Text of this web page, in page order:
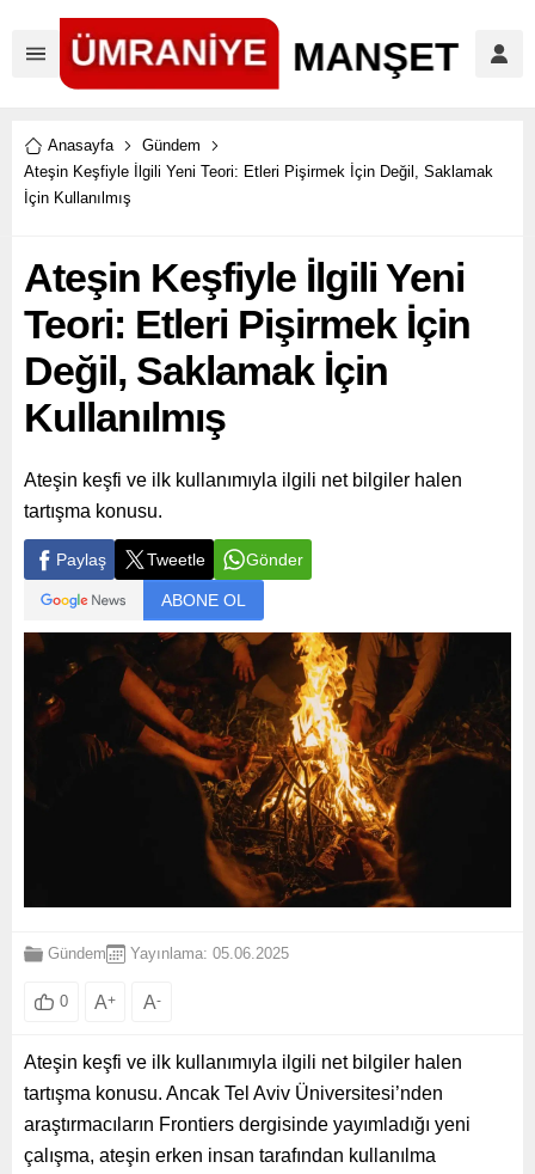
Anasayfa
Gündem
Ateşin Keşfiyle İlgili Yeni Teori: Etleri Pişirmek İçin Değil, Saklamak
İçin Kullanılmış
Ateşin Keşfiyle İlgili Yeni
Teori: Etleri Pişirmek İçin
Değil, Saklamak İçin
Kullanılmış
Ateşin keşfi ve ilk kullanımıyla ilgili net bilgiler halen
tartışma konusu.
Paylaş Tweetle Gönder
ABONE OL
Gündem Yayınlama: 05.06.2025
0 A+ A-
Ateşin keşfi ve ilk kullanımıyla ilgili net bilgiler halen
tartışma konusu. Ancak Tel Aviv Üniversitesi’nden
araştırmacıların Frontiers dergisinde yayımladığı yeni
çalışma, ateşin erken insan tarafından kullanılma